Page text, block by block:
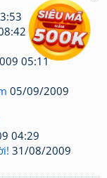
05:11
05/09/2009
04:29
31/08/2009